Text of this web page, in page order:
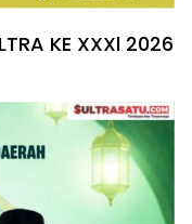
KE XXXl 2026